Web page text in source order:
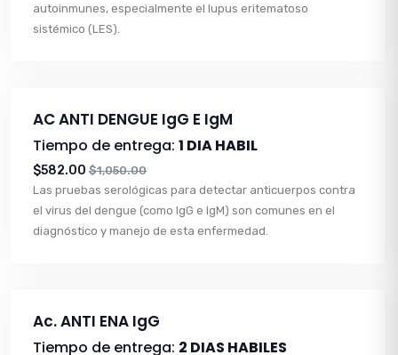
autoinmunes, especialmente el lupus eritematoso
sistémico (LES).
AC ANTI DENGUE IgG E IgM
Tiempo de entrega: 1 DIA HABIL
$582.00 $1,050.00
Las pruebas serológicas para detectar anticuerpos contra
el virus del dengue (como IgG e IgM) son comunes en el
diagnóstico y manejo de esta enfermedad.
Ac. ANTI ENA IgG
Tiempo de entrega: 2 DIAS HABILES